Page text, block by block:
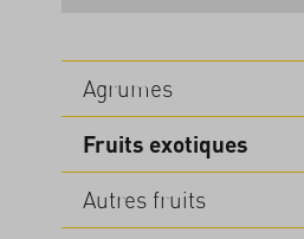
Agrumes
Fruits exotiques
Autres fruits